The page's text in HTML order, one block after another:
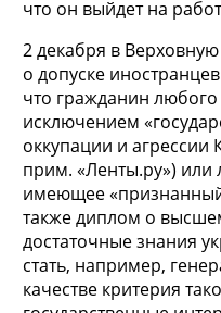
что он выйдет на
2 декабря в
о допуске
что гражданин любого
исключением
оккупации и
прим. «Ленты.ру») или
имеющее
также диплом о
достаточные знания
стать, например,
качестве критерия